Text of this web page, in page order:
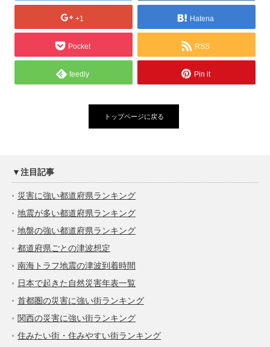
+1 Hatena
Pocket RSS
feedly Pin it
トップページに戻る
▼注目記事
災害に強い都道府県ランキング
地震が多い都道府県ランキング
地盤の強い都道府県ランキング
都道府県ごとの津波想定
南海トラフ地震の津波到着時間
日本で起きた自然災害年表一覧
首都圏の災害に強い街ランキング
関西の災害に強い街ランキング
住みたい街・住みやすい街ランキング